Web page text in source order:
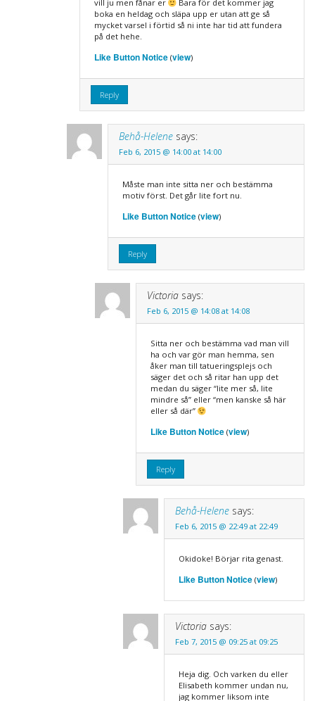
vill ju men fånar er
Bara för det kommer jag
boka en heldag och släpa upp er utan att ge så
mycket varsel i förtid så ni inte har tid att fundera
på det hehe.
Like Button Notice(view)
Reply
Behå-Helene says:
Feb 6, 2015 @ 14:00 at 14:00
Måste man inte sitta ner och bestämma
motiv först. Det går lite fort nu.
Like Button Notice(view)
Reply
Victoria says:
Feb 6, 2015 @ 14:08 at 14:08
Sitta ner och bestämma vad man vill
ha och var gör man hemma, sen
åker man till tatueringsplejs och
säger det och så ritar han upp det
medan du säger “lite mer så, lite
mindre så” eller “men kanske så här
eller så där”
Like Button Notice(view)
Reply
Behå-Helene says:
Feb 6, 2015 @ 22:49 at 22:49
Okidoke! Börjar rita genast.
Like Button Notice(view)
Victoria says:
Feb 7, 2015 @ 09:25 at 09:25
Heja dig. Och varken du eller
Elisabeth kommer undan nu,
jag kommer liksom inte